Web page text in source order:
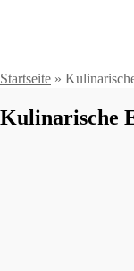
Startseite »
Kulinarische